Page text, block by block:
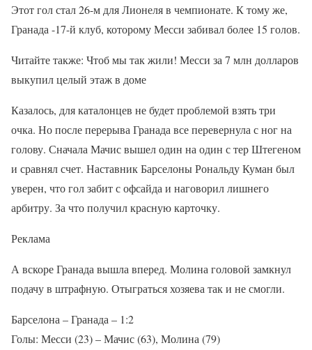
Этот гол стал 26-м для Лионеля в чемпионате. К тому же,
Гранада -17-й клуб, которому Месси забивал более 15 голов.
Читайте также: Чтоб мы так жили! Месси за 7 млн долларов
выкупил целый этаж в доме
Казалось, для каталонцев не будет проблемой взять три
очка. Но после перерыва Гранада все перевернула с ног на
голову. Сначала Мачис вышел один на один с тер Штегеном
и сравнял счет. Наставник Барселоны Рональду Куман был
уверен, что гол забит с офсайда и наговорил лишнего
арбитру. За что получил красную карточку.
Реклама
А вскоре Гранада вышла вперед. Молина головой замкнул
подачу в штрафную. Отыграться хозяева так и не смогли.
Барселона – Гранада – 1:2
Голы: Месси (23) – Мачис (63), Молина (79)